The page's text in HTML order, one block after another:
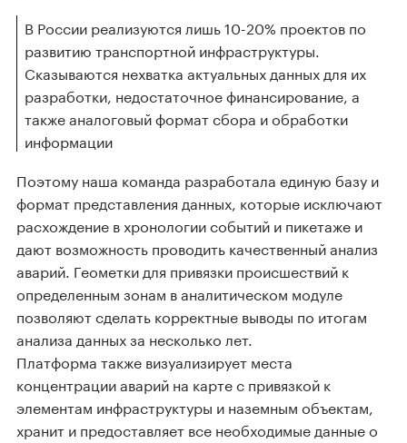
В России реализуются лишь 10-20% проектов по
развитию транспортной инфраструктуры.
Сказываются нехватка актуальных данных для их
разработки, недостаточное финансирование, а
также аналоговый формат сбора и обработки
информации
Поэтому наша команда разработала единую базу и
формат представления данных, которые исключают
расхождение в хронологии событий и пикетаже и
дают возможность проводить качественный анализ
аварий. Геометки для привязки происшествий к
определенным зонам в аналитическом модуле
позволяют сделать корректные выводы по итогам
анализа данных за несколько лет.
Платформа также визуализирует места
концентрации аварий на карте с привязкой к
элементам инфраструктуры и наземным объектам,
хранит и предоставляет все необходимые данные о